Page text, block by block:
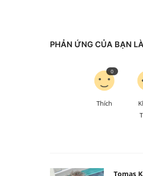
PHẢN ỨNG CỦA BẠN
Thích
0
Tomas